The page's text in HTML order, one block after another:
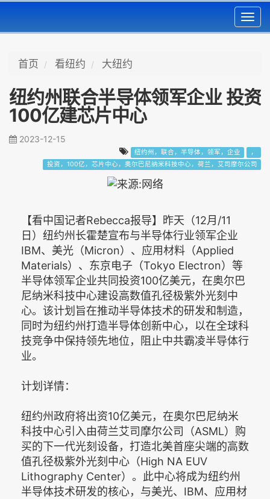
首页 看纽约 大纽约
纽约州联合半导体领军企业 投资
100亿建芯片中心
2023-12-15
纽约州，联合，半导体，领军，企业
，
投资，100亿，芯片中心，奥尔巴尼纳米科技中心，荷兰，艾司摩尔公司
【看中国记者Rebecca报导】昨天（12月/11
日）纽约州长霍楚宣布与半导体行业领军企业
IBM、美光（Micron）、应用材料（Applied
Materials）、东京电子（Tokyo Electron）等
半导体领军企业共同投资100亿美元，在奥尔巴
尼纳米科技中心建设高数值孔径极紫外光刻中
心。该计划旨在推动半导体技术的研发和制造，
同时为纽约州打造半导体创新中心，以在全球科
技竞争中保持领先地位，阻止中共霸凌半导体行
业。
计划详情：
纽约州政府将出资10亿美元，在奥尔巴尼纳米
科技中心引入由荷兰艾司摩尔公司（ASML）购
买的下一代光刻设备，打造北美首座尖端的高数
值孔径极紫外光刻中心（High NA EUV
Lithography Center）。此中心将成为纽约州
半导体技术研发的核心，与美光、IBM、应用材